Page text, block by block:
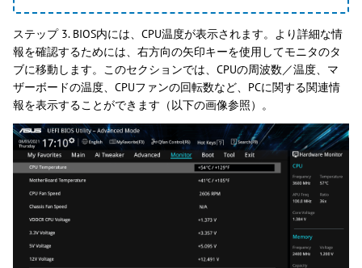
ステップ 3. BIOS内には、CPU温度が表示されます。より詳細な情
報を確認するためには、右方向の矢印キーを使用してモニタのタ
ブに移動します。このセクションでは、CPUの周波数／温度、マ
ザーボードの温度、CPUファンの回転数など、PCに関する関連情
報を表示することができます（以下の画像参照）。